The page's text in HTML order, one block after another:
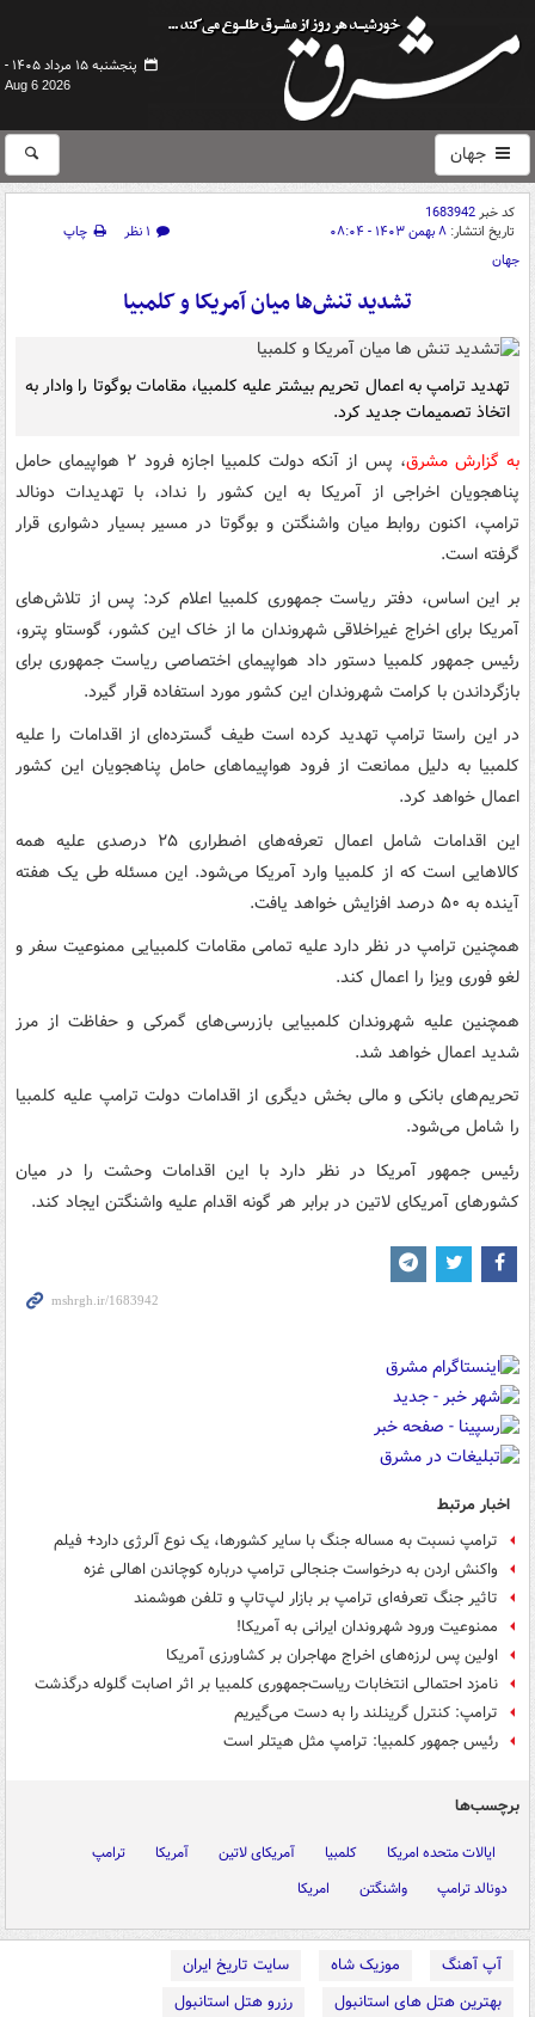
پنجشنبه ۱۵ مرداد ۱۴۰۵ -
Aug 6 2026
جهان
کد خبر1683942
تاریخ انتشار: ۸ بهمن ۱۴۰۳ - ۰۸:۰۴ ۱ نظر
چاپ
جهان
تشدید تنش‌ها میان آمریکا و کلمبیا
تهدید ترامپ به اعمال تحریم بیشتر علیه کلمبیا، مقامات بوگوتا را وادار به
اتخاذ تصمیمات جدید کرد.
به گزارش مشرق
، پس از آنکه دولت کلمبیا اجازه فرود ۲ هواپیمای حامل
پناهجویان اخراجی از آمریکا به این کشور را نداد، با تهدیدات دونالد
ترامپ، اکنون روابط میان واشنگتن و بوگوتا در مسیر بسیار دشواری قرار
گرفته است.
بر این اساس، دفتر ریاست جمهوری کلمبیا اعلام کرد: پس از تلاش‌های
آمریکا برای اخراج غیراخلاقی شهروندان ما از خاک این کشور، گوستاو پترو،
رئیس جمهور کلمبیا دستور داد هواپیمای اختصاصی ریاست جمهوری برای
بازگرداندن با کرامت شهروندان این کشور مورد استفاده قرار گیرد.
در این راستا ترامپ تهدید کرده است طیف گسترده‌ای از اقدامات را علیه
کلمبیا به دلیل ممانعت از فرود هواپیماهای حامل پناهجویان این کشور
اعمال خواهد کرد.
این اقدامات شامل اعمال تعرفه‌های اضطراری ۲۵ درصدی علیه همه
کالاهایی است که از کلمبیا وارد آمریکا می‌شود. این مسئله طی یک هفته
آینده به ۵۰ درصد افزایش خواهد یافت.
همچنین ترامپ در نظر دارد علیه تمامی مقامات کلمبیایی ممنوعیت سفر و
لغو فوری ویزا را اعمال کند.
همچنین علیه شهروندان کلمبیایی بازرسی‌های گمرکی و حفاظت از مرز
شدید اعمال خواهد شد.
تحریم‌های بانکی و مالی بخش دیگری از اقدامات دولت ترامپ علیه کلمبیا
را شامل می‌شود.
رئیس جمهور آمریکا در نظر دارد با این اقدامات وحشت را در میان
کشورهای آمریکای لاتین در برابر هر گونه اقدام علیه واشنگتن ایجاد کند.
اخبار مرتبط
ترامپ نسبت به مساله جنگ با سایر کشورها، یک نوع آلرژی دارد+ فیلم
واکنش اردن به درخواست جنجالی ترامپ درباره کوچاندن اهالی غزه
تاثیر جنگ تعرفه‌ای ترامپ بر بازار لپ‌تاپ و تلفن هوشمند
ممنوعیت ورود شهروندان ایرانی به آمریکا!
اولین پس لرزه‌های اخراج مهاجران بر کشاورزی آمریکا
نامزد احتمالی انتخابات ریاست‌جمهوری کلمبیا بر اثر اصابت گلوله درگذشت
ترامپ: کنترل گرینلند را به دست می‌گیریم
رئیس جمهور کلمبیا: ترامپ مثل هیتلر است
برچسب‌ها
ایالات متحده امریکا کلمبیا آمریکای لاتین آمریکا
ترامپ
دونالد ترامپ
واشنگتن امریکا
آپ آهنگ موزیک شاه
سایت تاریخ ایران
بهترین هتل های استانبول
رزرو هتل استانبول